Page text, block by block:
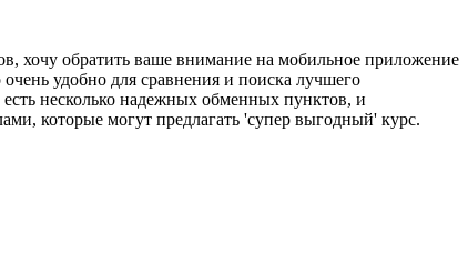
хочу обратить ваше внимание на мобильное приложение
удобно для сравнения и поиска лучшего
несколько надежных обменных пунктов, и
которые могут предлагать 'супер выгодный' курс.